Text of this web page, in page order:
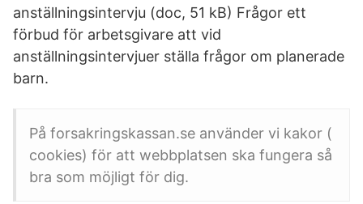
anställningsintervju (doc, 51 kB) Frågor ett
förbud för arbetsgivare att vid
anställningsintervjuer ställa frågor om planerade
barn.
På forsakringskassan.se använder vi kakor (
cookies) för att webbplatsen ska fungera så
bra som möjligt för dig.